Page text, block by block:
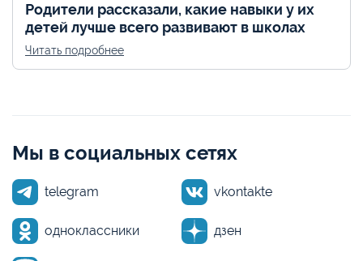
Родители рассказали, какие навыки у их
детей лучше всего развивают в школах
Читать подробнее
Мы в социальных сетях
telegram vkontakte
одноклассники дзен